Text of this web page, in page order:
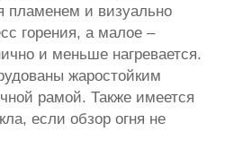
пламенем и визуально
горения, а малое –
и меньше нагревается.
жаростойким
рамой. Также имеется
если обзор огня не